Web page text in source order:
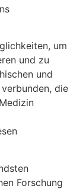
um
und zu
und
die
Forschung